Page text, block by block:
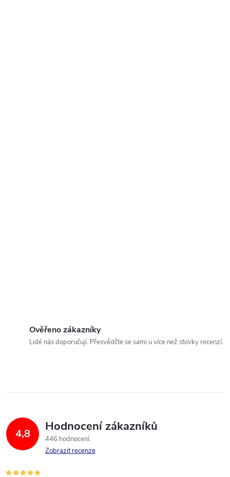
Ověřeno zákazníky
Lidé nás doporučují. Přesvědčte se sami u více než stovky recenzí.
4,8 Hodnocení zákazníků
446 hodnocení
Zobrazit recenze